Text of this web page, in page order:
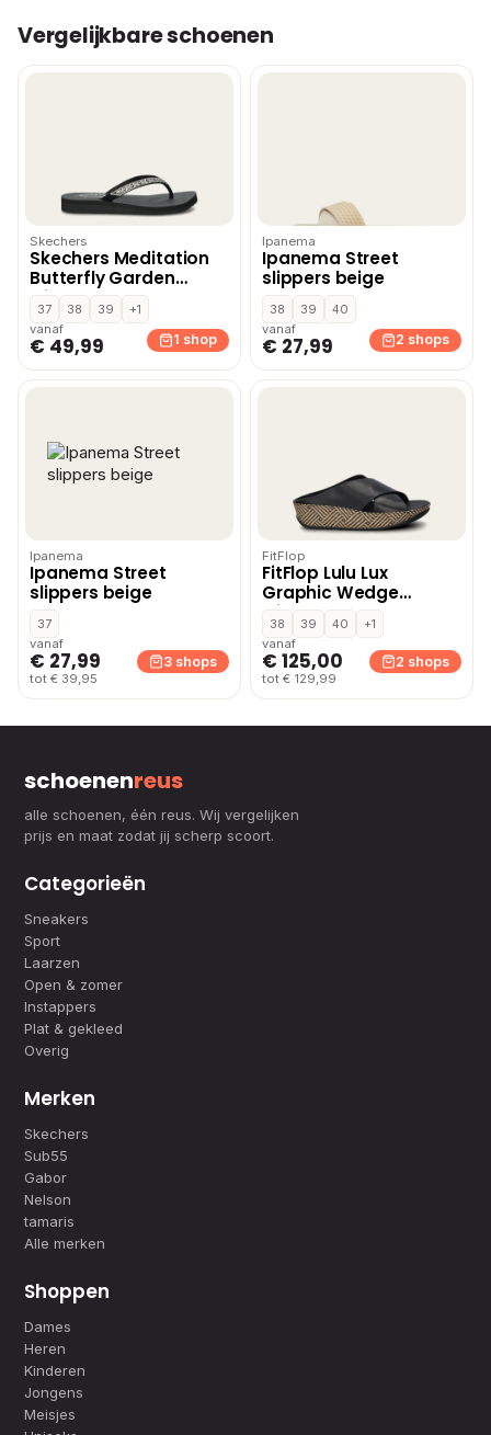
Vergelijkbare schoenen
Skechers
Skechers Meditation
Butterfly Garden
slippers – Zwart
37 38 39
+1
vanaf
€ 49,99 1 shop
Ipanema
Ipanema Street
slippers beige
38 39
40
vanaf
€ 27,99 2 shops
Ipanema
Ipanema Street
slippers beige
37
vanaf
€ 27,99
tot € 39,95
3 shops
FitFlop
FitFlop Lulu Lux
Graphic Wedge
slippers – Zwart
38 39 40
+1
vanaf
€ 125,00
tot € 129,99
2 shops
schoenenreus
alle schoenen, één reus. Wij vergelijken
prijs en maat zodat jij scherp scoort.
Categorieën
Sneakers
Sport
Laarzen
Open & zomer
Instappers
Plat & gekleed
Overig
Merken
Skechers
Sub55
Gabor
Nelson
tamaris
Alle merken
Shoppen
Dames
Heren
Kinderen
Jongens
Meisjes